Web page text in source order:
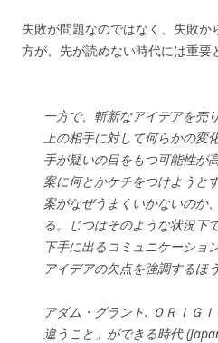
失敗が問題なのではなく、失敗
方が、先が読めない時代には重要
一方で、斬新なアイデアを売
上の相手に対して何らかの変
手が疑いの目をもつ可能性が
案に何とかケチをつけようと
案がなぜうまくいかないのか
る。じつはそのような状況下
下手に出るコミュニケーショ
アイデアの欠点を強調するほ
アダム・グラント. ＯＲＩＧ
違うこと」ができる時代